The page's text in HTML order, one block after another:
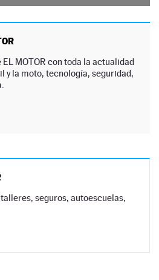
MOTOR con toda la actualidad
y la moto, tecnología, seguridad,
seguros, autoescuelas,